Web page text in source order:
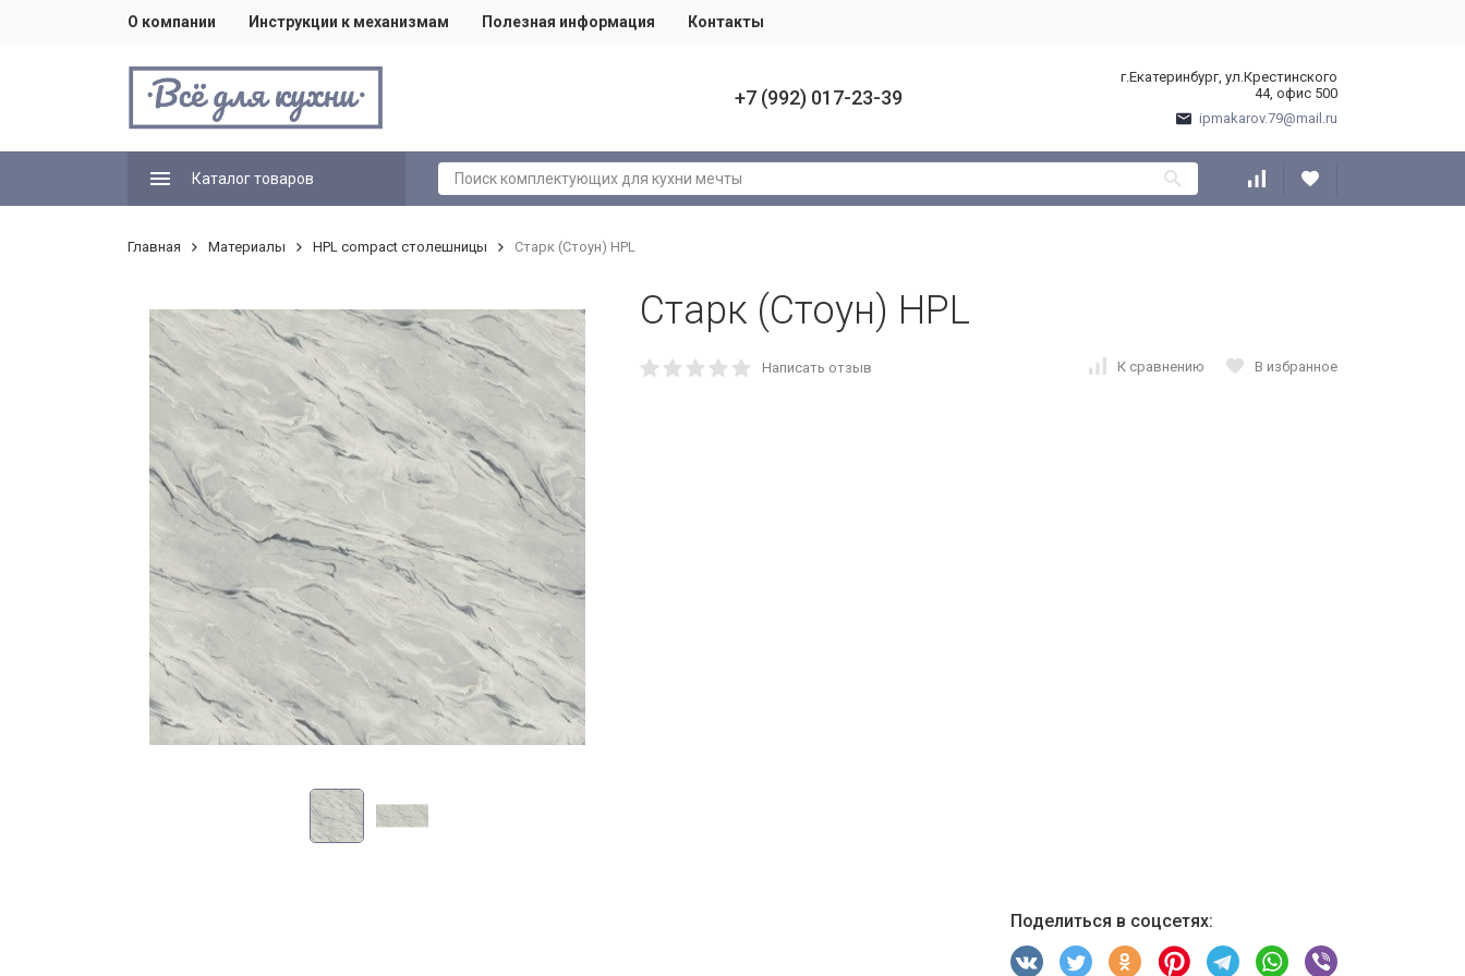
О компании Инструкции к механизмам Полезная информация Контакты
+7 (992) 017-23-39
г.Екатеринбург, ул.Крестинского
44, офис 500
ipmakarov.79@mail.ru
Каталог товаров
Главная Материалы HPL compact столешницы Старк (Стоун) HPL
Старк (Стоун) HPL
Написать отзыв К сравнению В избранное
Поделиться в соцсетях: